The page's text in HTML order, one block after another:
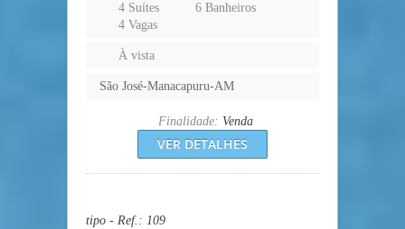
4 Suítes
6 Banheiros
4 Vagas
À vista
São José-Manacapuru-AM
Finalidade: Venda
VER DETALHES
tipo - Ref.: 109